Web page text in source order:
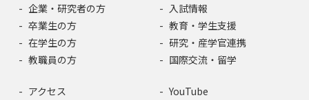
企業・研究者の方
卒業生の方
在学生の方
教職員の方
入試情報
教育・学生支援
研究・産学官連携
国際交流・留学
アクセス
YouTube